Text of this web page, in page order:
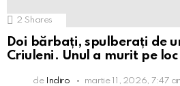
2 Shares
Doi bărbați, spulberați de
Criuleni. Unul a murit pe loc
de Indiro martie 11, 2026, 7:47